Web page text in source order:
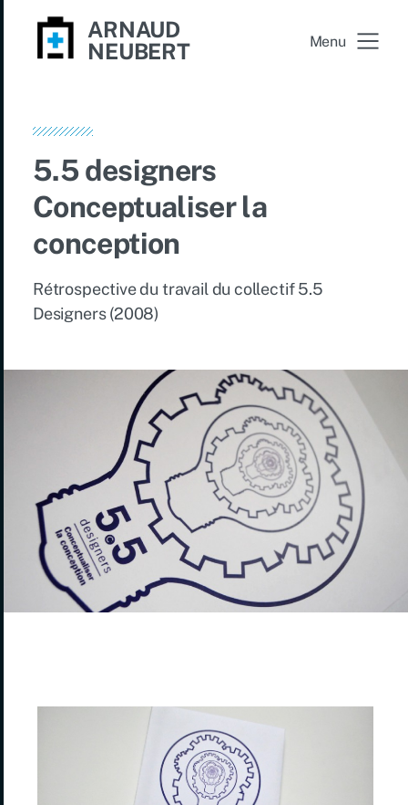
ARNAUD
NEUBERT
Menu
5.5 designers
Conceptualiser la
conception
Rétrospective du travail du collectif 5.5
Designers (2008)